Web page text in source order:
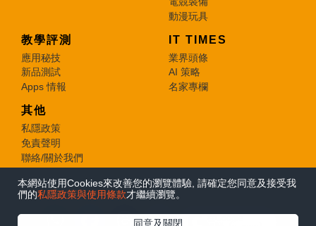
本網站使用Cookies來改善您的瀏覽體驗, 請確定您同意及接受我
們的私隱政策與使用條款才繼續瀏覽。
同意及關閉
動漫玩具
教學評測
應用秘技
新品測試
Apps 情報
IT TIMES
業界頭條
AI 策略
名家專欄
其他
私隱政策
免責聲明
聯絡/關於我們
© 2026 e-zone. All Rights Reserved.